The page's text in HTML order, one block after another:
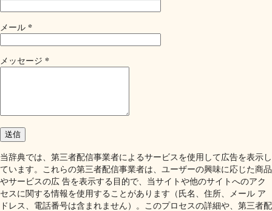
メール *
メッセージ *
当辞典では、第三者配信事業者によるサービスを使用して広告を表示し
ています。これらの第三者配信事業者は、ユーザーの興味に応じた商品
やサービスの広 告を表示する目的で、当サイトや他のサイトへのアク
セスに関する情報を使用することがあります（氏名、住所、メール ア
ドレス、電話番号は含まれません）。このプロセスの詳細や、第三者配